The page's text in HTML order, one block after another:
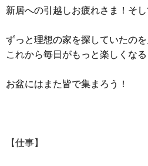
新居への引越しお疲れさま！そし
ずっと理想の家を探していたのを
これから毎日がもっと楽しくなる
お盆にはまた皆で集まろう！
【仕事】